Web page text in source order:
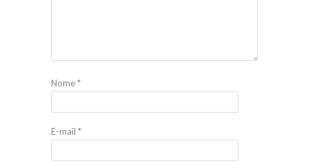
Nome*
E-mail *